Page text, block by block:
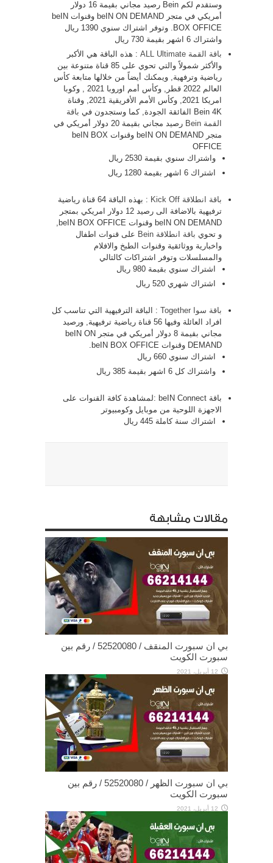
وستقدم لكم Bein رصيد مجاني بقيمة 16 دولار
أمريكي في متجر beIN ON DEMAND وقنوات beIN
BOX OFFICE. وتوفر اشتراك سنوي 1390 ريال
واشتراك 6 اشهر بقيمة 730 ريال
باقة القمة ALL Ultimate
: هذه الباقة هي الأكبر
والأكثر شمولاً والتي تحوي على 85 قناة متنوعة بين
رياضية وترفهية, ويمكنك أيضاً من خلالها متابعة كأس
العالم 2022 قطر, وكأس أمم اوروبا 2021 , وكوبا
امريكا 2021, وكأس الأمم الأفريقية 2021, وقناة
Bein 4K الفائقة الجودة, كما وستجدون في
باقة
القمة Bein
رصيد مجاني بقيمة 20 دولار أمريكي في
متجر beIN ON DEMAND وقنوات beIN BOX
OFFICE
واشتراك سنوي بقيمة 2530 ريال
اشتراك 6 اشهر بقيمة 1280 ريال
باقة انطلاقة Kick Off
: بهذه الباقة 64 قناة رياضية
ترفيهية بالاضافة الى رصيد 12 دولار امريكي بمتجر
و تحوي باقة انطلاقة Bein
على قنوات اطفال
واخبارية ووثائقية وقنوات الطبخ والافلام
والمسلسلات وتوفر اشتراكات كالتالي
اشتراك سنوي بقيمة 980 ريال
اشتراك شهري 520 ريال
باقة سوا Together
: الباقة الترفيهية التي تناسب كل
افراد العائلة وفيها 56 قناة رياضية ترفيهية, ورصيد
مجاني بقيمة 8 دولار أمريكي في متجر beIN ON
DEMAND وقنوات beIN BOX OFFICE.
اشتراك سنوي 660 ريال
واشتراك كل 6 اشهر بقيمة 385 ريال
باقة beIN Connect :لمشاهدة كافة القنوات على
الاجهزة اللوحية من موبايل وكومبيوتر
اشتراك سنة كاملة 445 ريال
مقالات مشابهة
بي ان سبورت المنقف / 52520080 / رقم بين
سبورت الكويت
12 أبريل، 2021
بي ان سبورت الظهر / 52520080 / رقم بين
سبورت الكويت
12 أبريل، 2021